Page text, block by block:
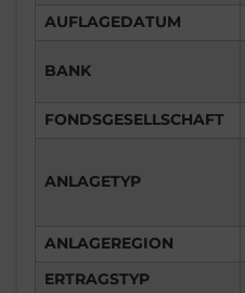
AUFLAGEDATUM
BANK
FONDSGESELLSCHAFT
ANLAGETYP
ANLAGEREGION
ERTRAGSTYP